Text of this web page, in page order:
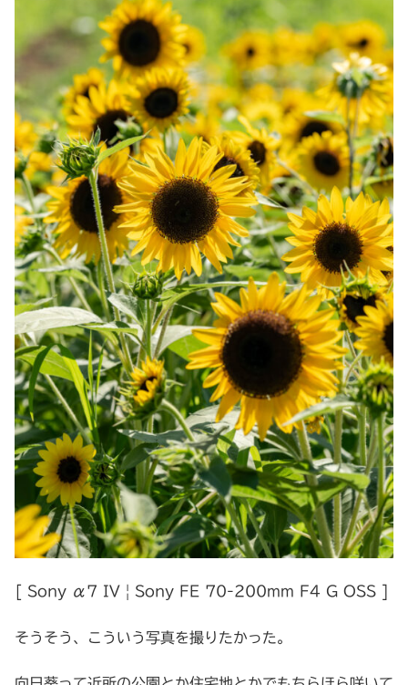
[ Sony α7 IV | Sony FE 70-200mm F4 G OSS ]
そうそう、こういう写真を撮りたかった。